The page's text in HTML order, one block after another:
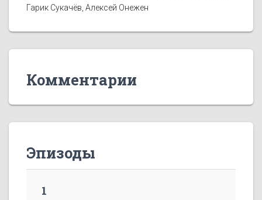
Гарик Сукачёв, Алексей Онежен
Комментарии
Эпизоды
1